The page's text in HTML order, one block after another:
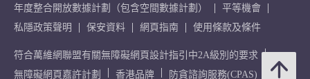
年度整合開放數據計劃（包含空間數據計劃）
平等機會
私隱政策聲明
保安資料 網頁指南 使用條款及條件
符合萬維網聯盟有關無障礙網頁設計指引中2A級別的要求
無障礙網頁嘉許計劃
香港品牌 防貪諮詢服務(CPAS)